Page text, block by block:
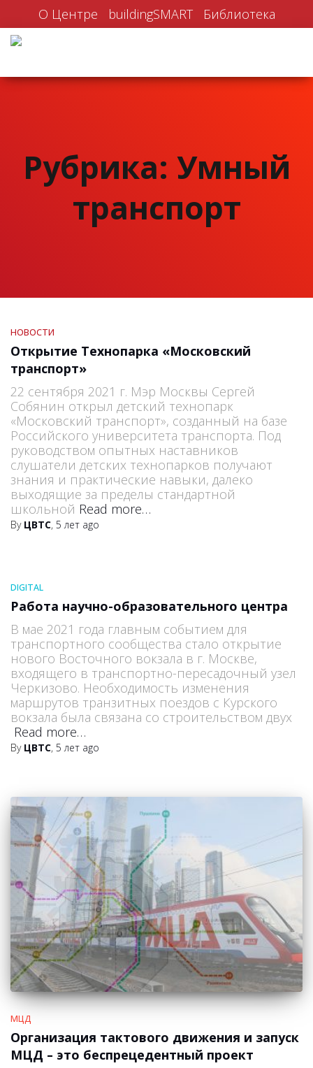
О Центре buildingSMART Библиотека
Рубрика: Умный
транспорт
НОВОСТИ
Открытие Технопарка «Московский
транспорт»
22 сентября 2021 г. Мэр Москвы Сергей
Собянин открыл детский техно­парк
«Московский транспорт», создан­ный на базе
Российского университета транспорта. Под
руко­вод­ством опытных наставников
слушатели детских технопарков полу­чают
знания и практические навыки, далеко
выходящие за пределы стандартной
школьной Read more…
By ЦВТС, 5 лет ago
DIGITAL
Работа научно-образовательного центра
В мае 2021 года главным событием для
транспортного сообщества стало открытие
нового Восточного вокзала в г. Москве,
входящего в транспортно-пересадочный узел
Черкизово. Необходимость изменения
маршрутов транзитных поездов с Курского
вокзала была связана со строительством двух
Read more…
By ЦВТС, 5 лет ago
МЦД
Организация тактового движения и запуск
МЦД – это беспрецедентный проект